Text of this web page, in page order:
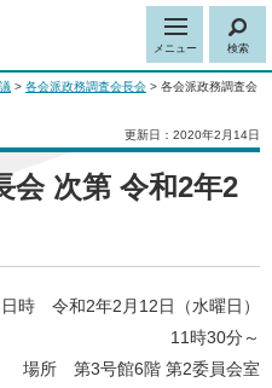
メニュー 検索
> 各会派政務調査会長会 > 各会派政務調査会
更新日：2020年2月14日
会 次第 令和2年2
日時 令和2年2月12日（水曜日）
11時30分～
場所 第3号館6階 第2委員会室